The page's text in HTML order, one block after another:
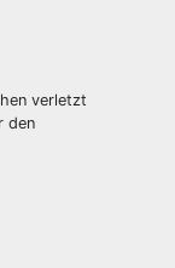
verletzt
den